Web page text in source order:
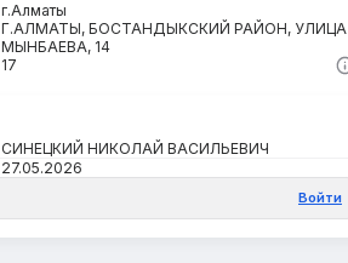
г.Алматы
Г.АЛМАТЫ, БОСТАНДЫКСКИЙ РАЙОН, УЛИЦА
МЫНБАЕВА, 14
17
СИНЕЦКИЙ НИКОЛАЙ ВАСИЛЬЕВИЧ
27.05.2026
Войти